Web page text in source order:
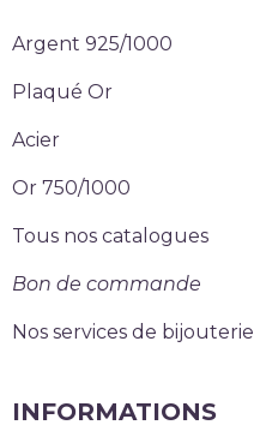
Argent 925/1000
Plaqué Or
Acier
Or 750/1000
Tous nos catalogues
Bon de commande
Nos services de bijouterie
INFORMATIONS